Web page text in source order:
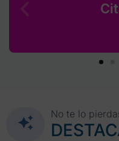
No te lo